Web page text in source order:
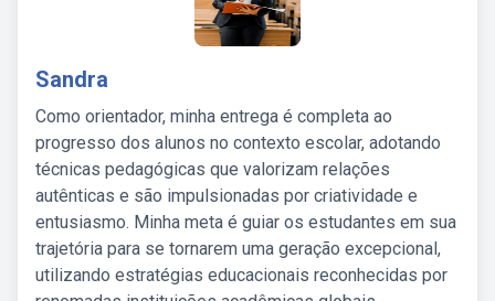
Sandra
Como orientador, minha entrega é completa ao
progresso dos alunos no contexto escolar, adotando
técnicas pedagógicas que valorizam relações
autênticas e são impulsionadas por criatividade e
entusiasmo. Minha meta é guiar os estudantes em sua
trajetória para se tornarem uma geração excepcional,
utilizando estratégias educacionais reconhecidas por